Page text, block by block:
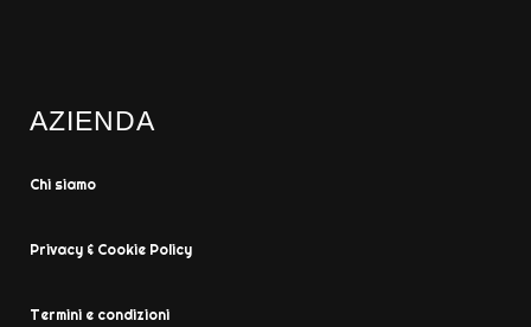
AZIENDA
Chi siamo
Privacy & Cookie Policy
Termini e condizioni